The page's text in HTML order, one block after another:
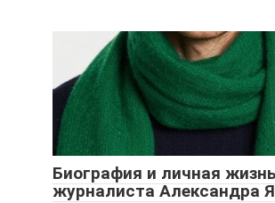
Биография и личная жизнь
журналиста Александра